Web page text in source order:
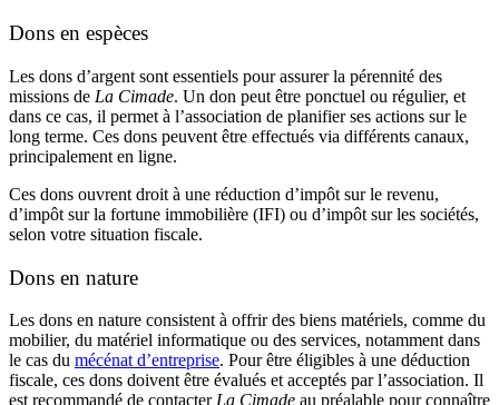
Dons en espèces
Les dons d’argent sont essentiels pour assurer la pérennité des
missions de La Cimade. Un don peut être ponctuel ou régulier, et
dans ce cas, il permet à l’association de planifier ses actions sur le
long terme. Ces dons peuvent être effectués via différents canaux,
principalement en ligne.
Ces dons ouvrent droit à une réduction d’impôt sur le revenu,
d’impôt sur la fortune immobilière (IFI) ou d’impôt sur les sociétés,
selon votre situation fiscale.
Dons en nature
Les dons en nature consistent à offrir des biens matériels, comme du
mobilier, du matériel informatique ou des services, notamment dans
le cas du mécénat d’entreprise. Pour être éligibles à une déduction
fiscale, ces dons doivent être évalués et acceptés par l’association. Il
est recommandé de contacter La Cimade au préalable pour connaître